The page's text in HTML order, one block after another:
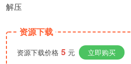
解压
资源下载
资源下载价格 5 元 立即购买